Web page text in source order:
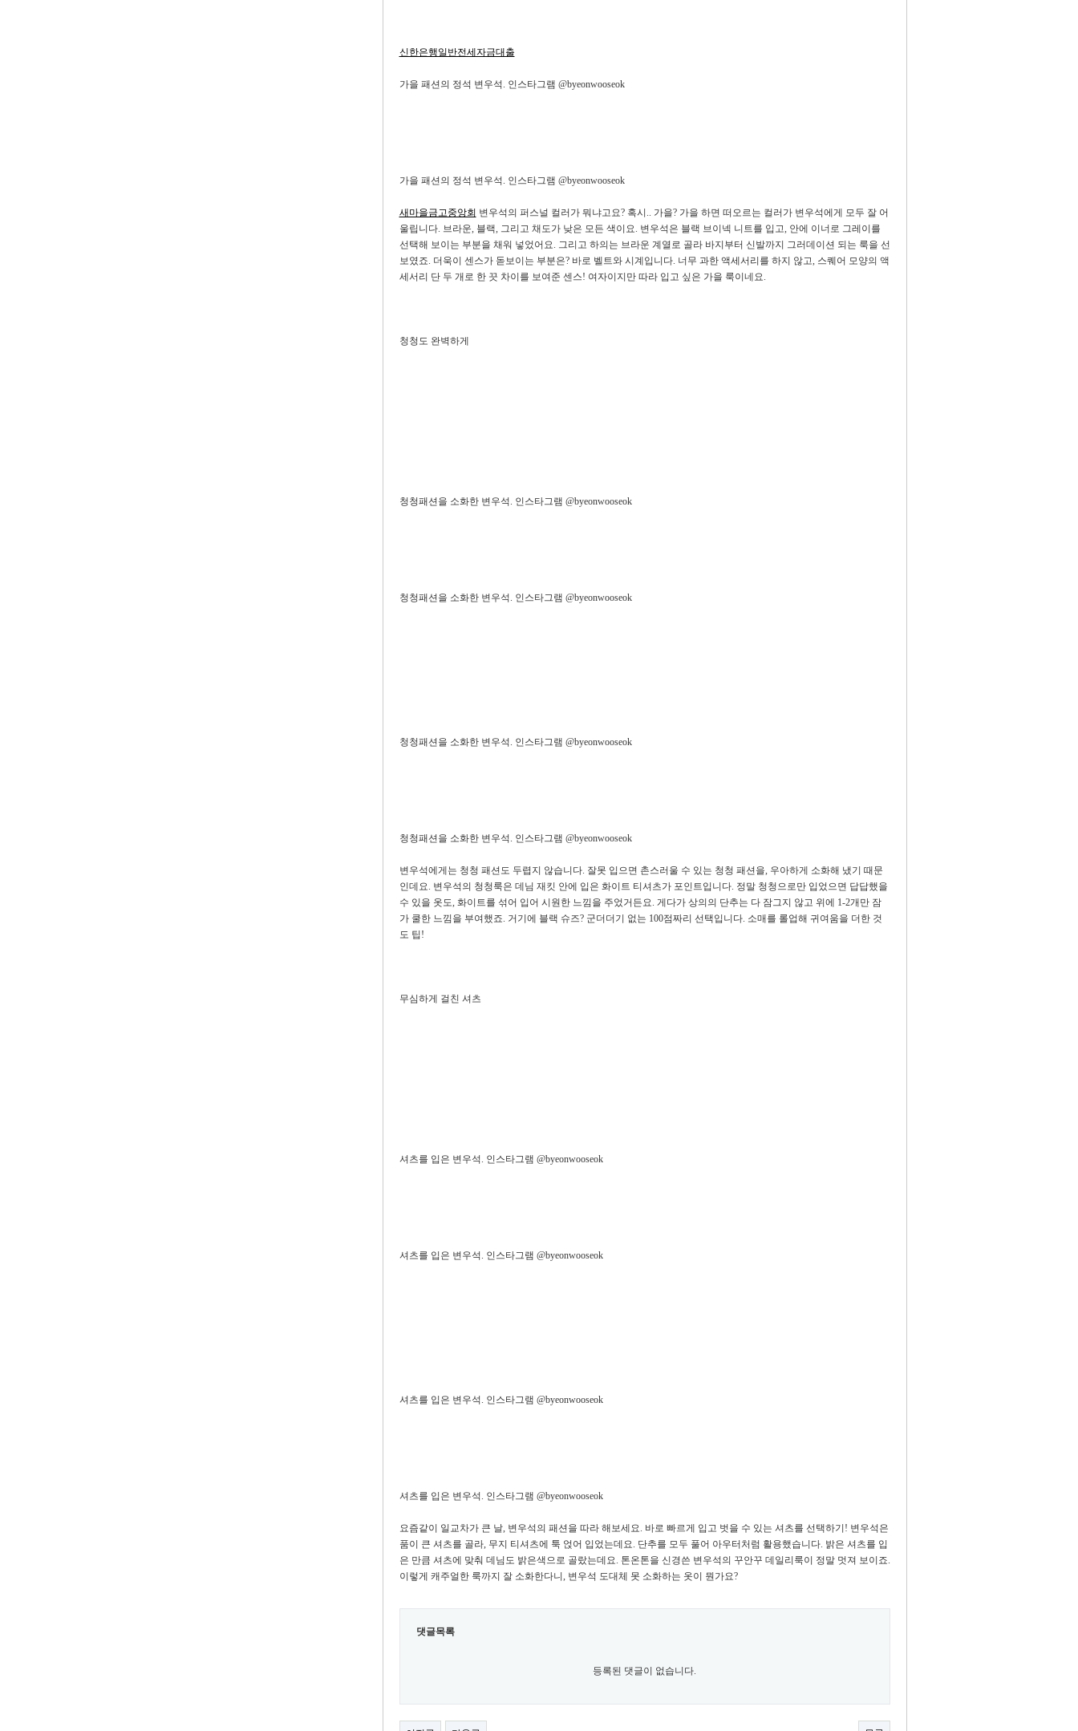
신한은행일반전세자금대출
가을 패션의 정석 변우석. 인스타그램 @byeonwooseok
가을 패션의 정석 변우석. 인스타그램 @byeonwooseok
새마을금고중앙회 변우석의 퍼스널 컬러가 뭐냐고요? 혹시.. 가을? 가을 하면 떠오르는 컬러가 변우석에게 모두 잘 어
울립니다. 브라운, 블랙, 그리고 채도가 낮은 모든 색이요. 변우석은 블랙 브이넥 니트를 입고, 안에 이너로 그레이를
선택해 보이는 부분을 채워 넣었어요. 그리고 하의는 브라운 계열로 골라 바지부터 신발까지 그러데이션 되는 룩을 선
보였죠. 더욱이 센스가 돋보이는 부분은? 바로 벨트와 시계입니다. 너무 과한 액세서리를 하지 않고, 스퀘어 모양의 액
세서리 단 두 개로 한 끗 차이를 보여준 센스! 여자이지만 따라 입고 싶은 가을 룩이네요.
청청도 완벽하게
청청패션을 소화한 변우석. 인스타그램 @byeonwooseok
청청패션을 소화한 변우석. 인스타그램 @byeonwooseok
청청패션을 소화한 변우석. 인스타그램 @byeonwooseok
청청패션을 소화한 변우석. 인스타그램 @byeonwooseok
변우석에게는 청청 패션도 두렵지 않습니다. 잘못 입으면 촌스러울 수 있는 청청 패션을, 우아하게 소화해 냈기 때문
인데요. 변우석의 청청룩은 데님 재킷 안에 입은 화이트 티셔츠가 포인트입니다. 정말 청청으로만 입었으면 답답했을
수 있을 옷도, 화이트를 섞어 입어 시원한 느낌을 주었거든요. 게다가 상의의 단추는 다 잠그지 않고 위에 1-2개만 잠
가 쿨한 느낌을 부여했죠. 거기에 블랙 슈즈? 군더더기 없는 100점짜리 선택입니다. 소매를 롤업해 귀여움을 더한 것
도 팁!
무심하게 걸친 셔츠
셔츠를 입은 변우석. 인스타그램 @byeonwooseok
셔츠를 입은 변우석. 인스타그램 @byeonwooseok
셔츠를 입은 변우석. 인스타그램 @byeonwooseok
셔츠를 입은 변우석. 인스타그램 @byeonwooseok
요즘같이 일교차가 큰 날, 변우석의 패션을 따라 해보세요. 바로 빠르게 입고 벗을 수 있는 셔츠를 선택하기! 변우석은
품이 큰 셔츠를 골라, 무지 티셔츠에 툭 얹어 입었는데요. 단추를 모두 풀어 아우터처럼 활용했습니다. 밝은 셔츠를 입
은 만큼 셔츠에 맞춰 데님도 밝은색으로 골랐는데요. 톤온톤을 신경쓴 변우석의 꾸안꾸 데일리룩이 정말 멋져 보이죠.
이렇게 캐주얼한 룩까지 잘 소화한다니, 변우석 도대체 못 소화하는 옷이 뭔가요?
댓글목록
등록된 댓글이 없습니다.